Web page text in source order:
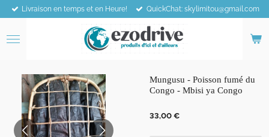
Passer
principal
Livraison en temps et en Heure! QuickChat: skylimitou@gmail.com
Mungusu - Poisson fumé du
Congo - Mbisi ya Congo
33,00 €